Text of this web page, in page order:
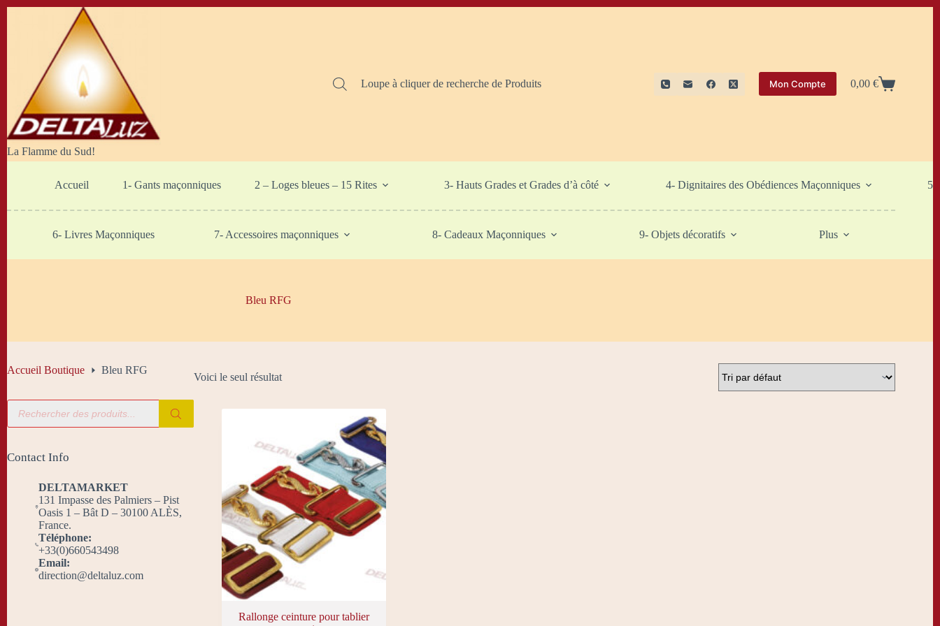
La Flamme du Sud!
Loupe à cliquer de recherche de Produits Mon Compte
Panier
0,00€
Accueil 1- Gants maçonniques 2 – Loges bleues – 15 Rites 3- Hauts Grades et Grades d’à côté 4- Dignitaires des Obédiences Maçonniques 5-
6- Livres Maçonniques 7- Accessoires maçonniques 8- Cadeaux Maçonniques 9- Objets décoratifs Plus
Bleu RFG
Voici le seul résultat
Rallonge ceinture pour tablier
Accueil Boutique Bleu RFG
Recherche
produits
Contact Info
DELTAMARKET
131 Impasse des Palmiers – Pist
Oasis 1 – Bât D – 30100 ALÈS,
France.
Téléphone:
+33(0)660543498
Email:
direction@deltaluz.com